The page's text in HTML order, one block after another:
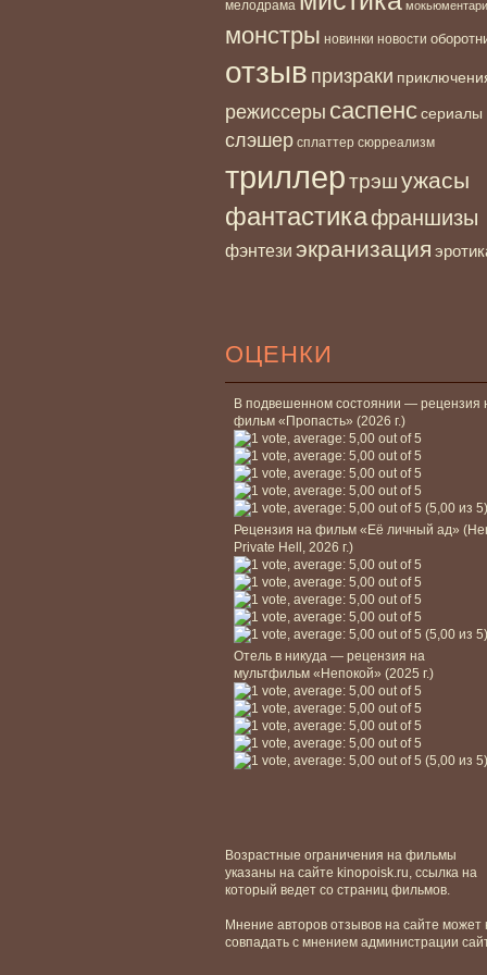
мелодрама мокьюментари
монстры новинки новости
отзыв призраки
режиссеры саспенссериалы
слэшер сплаттер сюрреализм
триллертрэшужасы
фантастикафраншизы
фэнтези экранизация
ОЦЕНКИ
В подвешенном состоянии — рецензия
фильм «Пропасть» (2026 г.)
(5,00 из 5)
Рецензия на фильм «Её личный ад»
Private Hell, 2026 г.)
(5,00 из 5)
Отель в никуда — рецензия на
мультфильм «Непокой» (2025 г.)
(5,00 из 5)
Возрастные ограничения на фильмы
указаны на сайте kinopoisk.ru, ссылка на
который ведет со страниц фильмов.
Мнение авторов отзывов на сайте может
совпадать с мнением администрации